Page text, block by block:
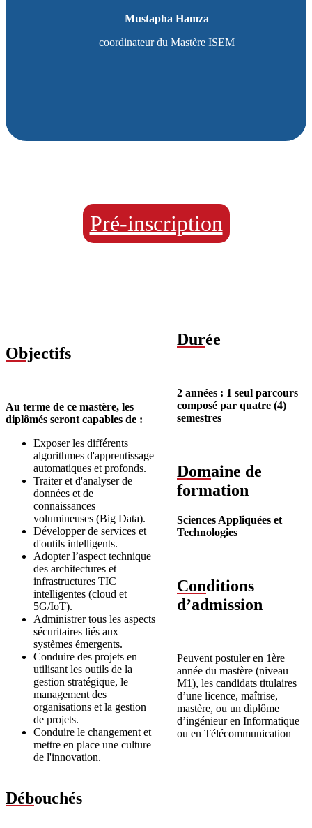
Mustapha Hamza
coordinateur du Mastère ISEM
Pré-inscription
Objectifs
Au terme de ce mastère, les
diplômés seront capables de :
Exposer les différents
algorithmes d'apprentissage
automatiques et profonds.
Traiter et d'analyser de
données et de
connaissances
volumineuses (Big Data).
Développer de services et
d'outils intelligents.
Adopter l’aspect technique
des architectures et
infrastructures TIC
intelligentes (cloud et
5G/IoT).
Administrer tous les aspects
sécuritaires liés aux
systèmes émergents.
Conduire des projets en
utilisant les outils de la
gestion stratégique, le
management des
organisations et la gestion
de projets.
Conduire le changement et
mettre en place une culture
de l'innovation.
Débouchés
Durée
2 années : 1 seul parcours
composé par quatre (4)
semestres
Domaine de
formation
Sciences Appliquées et
Technologies
Conditions
d’admission
Peuvent postuler en 1ère
année du mastère (niveau
M1), les candidats titulaires
d’une licence, maîtrise,
mastère, ou un diplôme
d’ingénieur en Informatique
ou en Télécommunication